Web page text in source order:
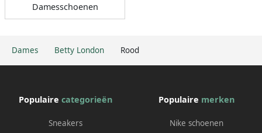
Dames Betty London Rood
Damesschoenen
Populaire categorieën
Sneakers
Populaire merken
Nike schoenen